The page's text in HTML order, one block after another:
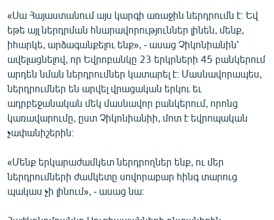
«Ազատության» բոլոր կայքերը
«Սա Հայաստանում այս կարգի առաջին ներդրումն է։ Եվ
եթե այլ ներդրման հնարավորություններ լինեն, մենք,
իհարկե, արձագանքելու ենք», - ասաց Չիկոնիանին՝
ավելացնելով, որ Եվրոբանկը 23 երկրների 45 բանկերում
արդեն նման ներդրումներ կատարել է։ Մասնավորապես,
ներդրումներ են արվել վրացական երկու եւ
ադրբեջանական մեկ մասնավոր բանկերում, որոնց
կառավարումը, ըստ Չիկոնիանիի, մոտ է եվրոպական
չափանիշերին։
«Մենք երկարաժամկետ ներդրողներ ենք, ու մեր
ներդրումների ժամկետը սովորաբար հինգ տարուց
պակաս չի լինում», - ասաց նա։